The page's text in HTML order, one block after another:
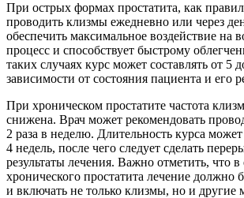
При острых формах простатита, как
проводить клизмы ежедневно или через
обеспечить максимальное воздействие на
процесс и способствует быстрому
таких случаях курс может составлять от 5
зависимости от состояния пациента и его
При хроническом простатите частота
снижена. Врач может рекомендовать
2 раза в неделю. Длительность курса может
4 недель, после чего следует сделать
результаты лечения. Важно отметить, что в
хронического простатита лечение должно
и включать не только клизмы, но и другие